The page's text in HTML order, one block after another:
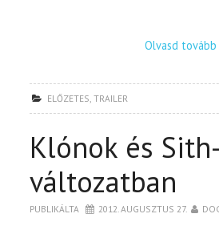
Olvasd tovább
ELŐZETES ,TRAILER
Klónok és
változatban
PUBLIKÁLTA 2012. AUGUSZTUS 27.